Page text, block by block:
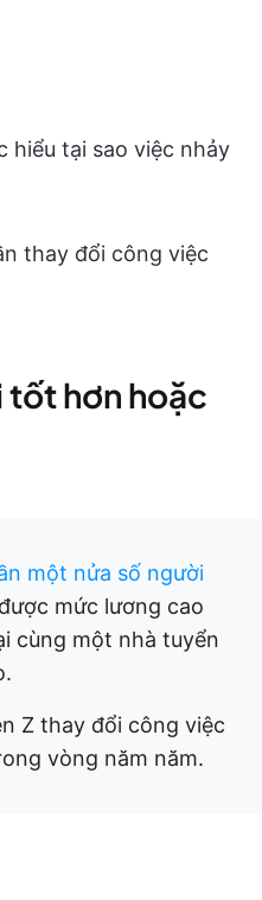
hiểu tại sao việc nhảy
thay đổi công việc
tốt hơn hoặc
một nửa số người
mức lương cao
cùng một nhà tuyển
Z thay đổi công việc
vòng năm năm.